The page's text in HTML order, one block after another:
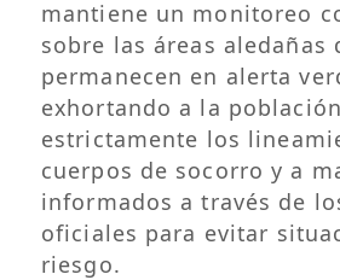
mantiene un monitoreo
sobre las áreas aledañas
permanecen en alerta
exhortando a la
estrictamente los
cuerpos de socorro y a
informados a través de
oficiales para evitar
riesgo.